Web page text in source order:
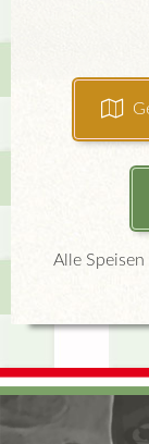
Alle